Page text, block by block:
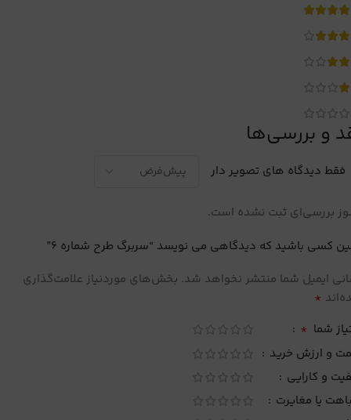
و بررسی‌ها
فقط دیدگاه های تصویر دار
بررسی‌ای ثبت نشده است.
کسی باشید که دیدگاهی می نویسد “سربرگ طرح شماره 6”
ایمیل شما منتشر نخواهد شد. بخش‌های موردنیاز علامت‌گذاری
*
شما *
و ارزش خرید
و کارایی
یا مغایرت